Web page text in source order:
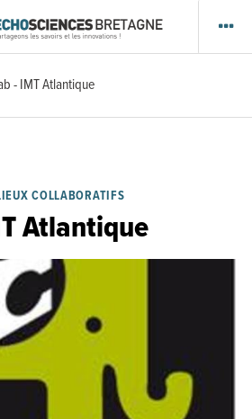
- IMT Atlantique
COLLABORATIFS
Atlantique